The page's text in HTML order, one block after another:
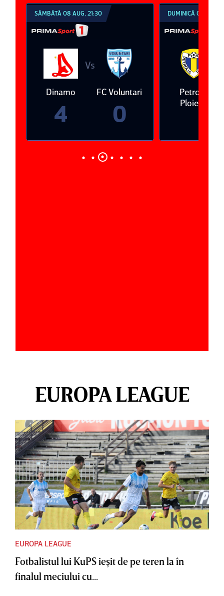
SÂMBĂTĂ 08 AUG, 21:30
Dinamo
4
Vs
FC Voluntari
0
DUMINICĂ 09 AUG,
Petrolul
Ploieşti
EUROPA LEAGUE
EUROPA LEAGUE
Fotbalistul lui KuPS ieşit de pe teren la în
finalul meciului cu...